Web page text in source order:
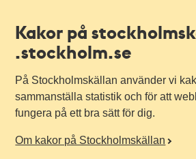
Kakor på
.stockholm.se
På Stockholmskällan använder vi
sammanställa statistik och för att
fungera på ett bra sätt för dig.
Om kakor på Stockholmskällan